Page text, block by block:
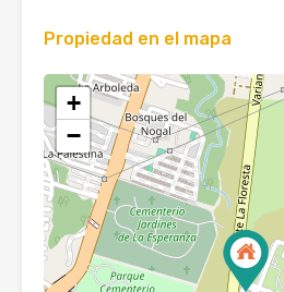
Propiedad en el mapa
+
−